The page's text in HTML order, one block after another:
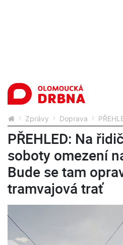
Zprávy Doprava
PŘEHLED: Na
soboty omezení
Bude se tam
tramvajová trať